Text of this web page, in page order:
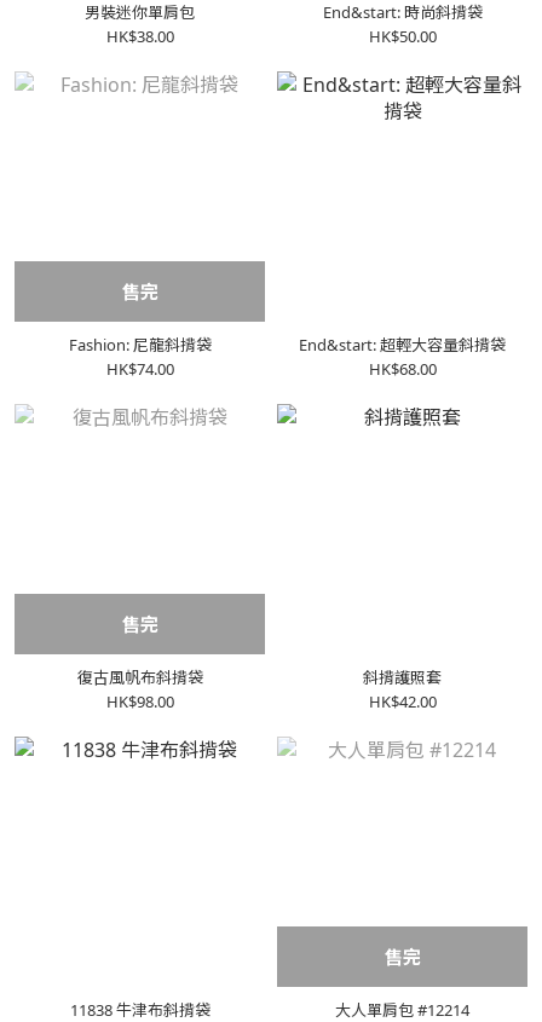
男裝迷你單肩包
HK$38.00
End&start: 時尚斜揹袋
HK$50.00
售完
Fashion: 尼龍斜揹袋
HK$74.00
End&start: 超輕大容量斜揹袋
HK$68.00
售完
復古風帆布斜揹袋
HK$98.00
斜揹護照套
HK$42.00
11838 牛津布斜揹袋
售完
大人單肩包 #12214